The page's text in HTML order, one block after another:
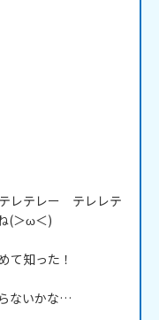
レテレー　テレレテ
(＞ω＜)
て知った！
ないかな…